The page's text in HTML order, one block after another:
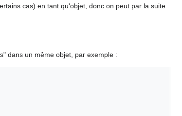
cas) en tant qu'objet, donc on peut par la suite
dans un même objet, par exemple :